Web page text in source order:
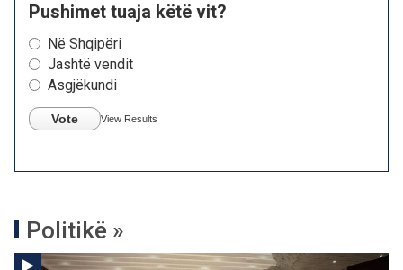
Pushimet tuaja këtë vit?
Në Shqipëri
Jashtë vendit
Asgjëkundi
Vote View Results
Politikë »